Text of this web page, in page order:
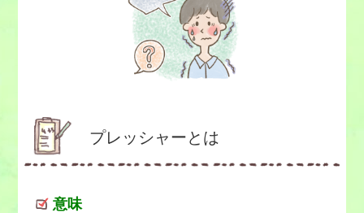
プレッシャーとは
意味